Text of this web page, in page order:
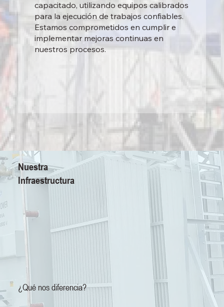
capacitado, utilizando equipos calibrados
para la ejecución de trabajos confiables.
Estamos comprometidos en cumplir e
implementar mejoras continuas en
nuestros procesos.
Nuestra
Infraestructura
¿Qué nos diferencia?